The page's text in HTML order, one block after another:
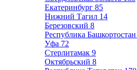
Екатеринбург 85
Нижний Тагил 14
Березовский 8
Республика Башкортостан
Уфа 72
Стерлитамак 9
Октябрьский 8